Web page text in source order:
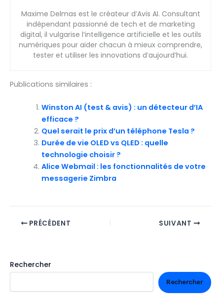
Maxime Delmas est le créateur d’Avis AI. Consultant
indépendant passionné de tech et de marketing
digital, il vulgarise l’intelligence artificielle et les outils
numériques pour aider chacun à mieux comprendre,
tester et utiliser les innovations d’aujourd’hui.
Publications similaires :
Winston AI (test & avis) : un détecteur d’IA
efficace ?
Quel serait le prix d’un téléphone Tesla ?
Durée de vie OLED vs QLED : quelle
technologie choisir ?
Alice Webmail : les fonctionnalités de votre
messagerie Zimbra
PRÉCÉDENT SUIVANT
Rechercher
Rechercher